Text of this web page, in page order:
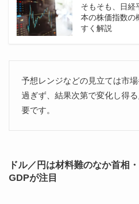
そもそも、日経
本の株価指数の
すく解説
予想レンジなどの見立ては市
過ぎず、結果次第で変化し得
要です。
ドル／円は材料難のなか首相
GDPが注目